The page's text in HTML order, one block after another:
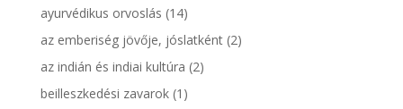
ayurvédikus orvoslás (14)
az emberiség jövője, jóslatként(2)
az indián és indiai kultúra (2)
beilleszkedési zavarok(1)